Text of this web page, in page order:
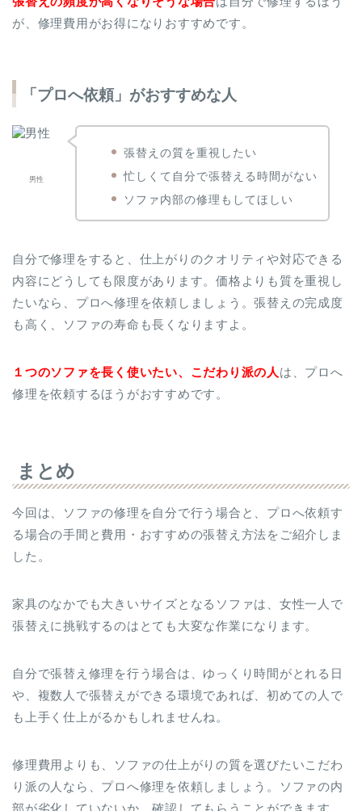
が、修理費用がお得になりおすすめです。
「プロへ依頼」がおすすめな人
男性
張替えの質を重視したい
忙しくて自分で張替える時間がない
ソファ内部の修理もしてほしい
自分で修理をすると、仕上がりのクオリティや対応できる
内容にどうしても限度があります。価格よりも質を重視し
たいなら、プロへ修理を依頼しましょう。張替えの完成度
も高く、ソファの寿命も長くなりますよ。
１つのソファを長く使いたい、こだわり派の人 は、プロへ
修理を依頼するほうがおすすめです。
まとめ
今回は、ソファの修理を自分で行う場合と、プロへ依頼す
る場合の手間と費用・おすすめの張替え方法をご紹介しま
した。
家具のなかでも大きいサイズとなるソファは、女性一人で
張替えに挑戦するのはとても大変な作業になります。
自分で張替え修理を行う場合は、ゆっくり時間がとれる日
や、複数人で張替えができる環境であれば、初めての人で
も上手く仕上がるかもしれませんね。
修理費用よりも、ソファの仕上がりの質を選びたいこだわ
り派の人なら、プロへ修理を依頼しましょう。ソファの内
部が劣化していないか、確認してもらうことができます